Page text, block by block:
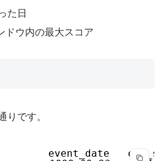
た日
ドウ内の最大スコア
りです。
event_date